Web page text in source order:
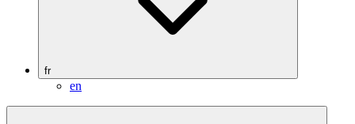
fr
en